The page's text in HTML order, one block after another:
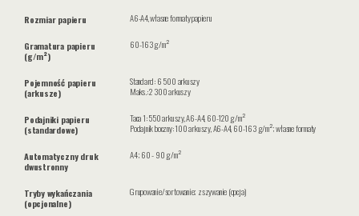
Rozmiar papieru A6-A4, własne formaty papieru
Gramatura papieru
(g/m²)
60-163 g/m²
Pojemność papieru
(arkusze)
Standard: 6 500 arkuszy
Maks.: 2 300 arkuszy
Podajniki papieru
(standardowe)
Taca 1: 550 arkuszy, A6-A4, 60-120 g/m²
Podajnik boczny: 100 arkuszy, A6-A4, 60-163 g/m²; własne formaty
Automatyczny druk
dwustronny
A4; 60 - 90 g/m²
Tryby wykańczania
(opcjonalne)
Grupowanie/sortowanie; zszywanie (opcja)